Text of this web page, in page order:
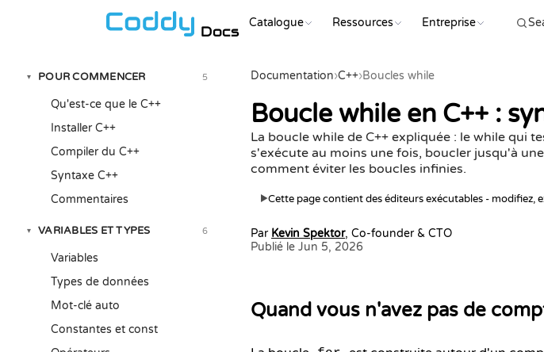
Docs Catalogue Ressources Entreprise
▾ POUR COMMENCER 5
Qu'est-ce que le C++
Installer C++
Compiler du C++
Syntaxe C++
Commentaires
▾ VARIABLES ET TYPES 6
Variables
Types de données
Mot-clé auto
Constantes et const
Documentation›C++›Boucles while
Boucle while en C++ :
La boucle while de C++ expliquée : le while qui
s'exécute au moins une fois, boucler jusqu'à
comment éviter les boucles infinies.
▶Cette page contient des éditeurs exécutables - modifiez,
Par Kevin Spektor, Co-founder & CTO
Publié le Jun 5, 2026
Quand vous n'avez pas de